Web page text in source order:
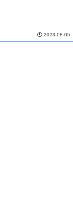
2023-08-05